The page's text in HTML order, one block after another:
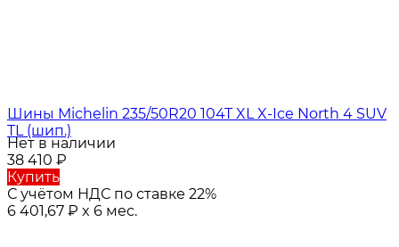
Шины Michelin 235/50R20 104T XL X-Ice North 4 SUV
TL (шип.)
Нет в наличии
38 410 ₽
Купить
С учётом НДС по ставке 22%
6 401,67 ₽ x 6 мес.